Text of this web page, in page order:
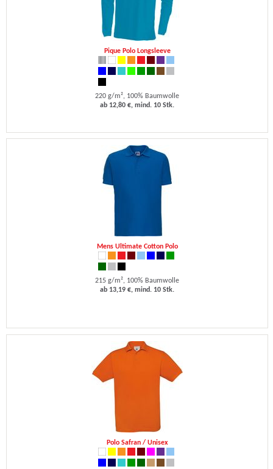
Pique Polo Longsleeve
220 g/m², 100% Baumwolle
ab 12,80 €, mind. 10 Stk.
Mens Ultimate Cotton Polo
215 g/m², 100% Baumwolle
ab 13,19 €, mind. 10 Stk.
Polo Safran / Unisex